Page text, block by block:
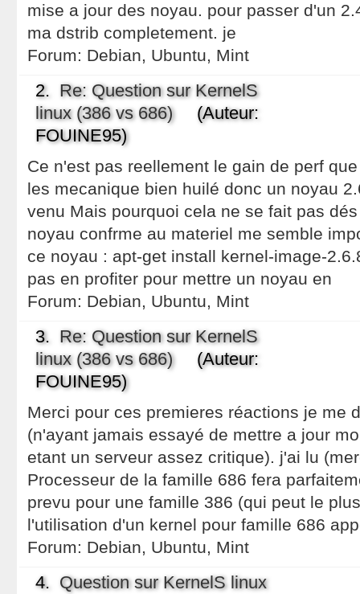
mise a jour des noyau. pour passer d'un
ma dstrib completement. je
Forum: Debian, Ubuntu, Mint
2. Re: Question sur KernelS
linux (386 vs 686)(Auteur:
FOUINE95)
Ce n'est pas reellement le gain de perf
les mecanique bien huilé donc un noyau
venu Mais pourquoi cela ne se fait pas
noyau confrme au materiel me semble
ce noyau : apt-get install kernel-image-
pas en profiter pour mettre un noyau en
Forum: Debian, Ubuntu, Mint
3. Re: Question sur KernelS
linux (386 vs 686)(Auteur:
FOUINE95)
Merci pour ces premieres réactions je me
(n'ayant jamais essayé de mettre a jour
etant un serveur assez critique). j'ai lu
Processeur de la famille 686 fera
prevu pour une famille 386 (qui peut le
l'utilisation d'un kernel pour famille 686
Forum: Debian, Ubuntu, Mint
4. Question sur KernelS linux